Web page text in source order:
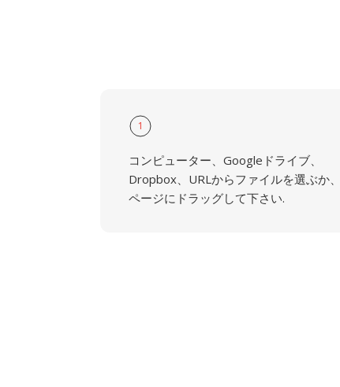
1
コンピューター、Googleドライブ、
Dropbox、URLからファイルを選ぶか、
ページにドラッグして下さい.